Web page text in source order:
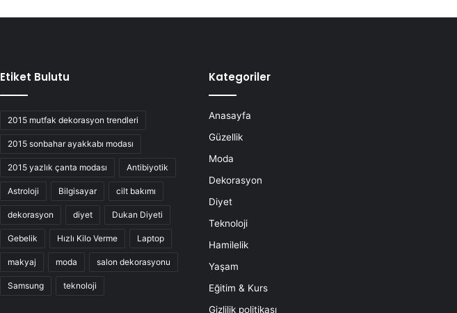
Etiket Bulutu
2015 mutfak dekorasyon trendleri
2015 sonbahar ayakkabı modası
2015 yazlık çanta modası Antibiyotik
Astroloji Bilgisayar cilt bakımı
dekorasyon diyet Dukan Diyeti
Gebelik Hızlı Kilo Verme Laptop
makyaj moda salon dekorasyonu
Samsung teknoloji
Kategoriler
Anasayfa
Güzellik
Moda
Dekorasyon
Diyet
Teknoloji
Hamilelik
Yaşam
Eğitim & Kurs
Gizlilik politikası